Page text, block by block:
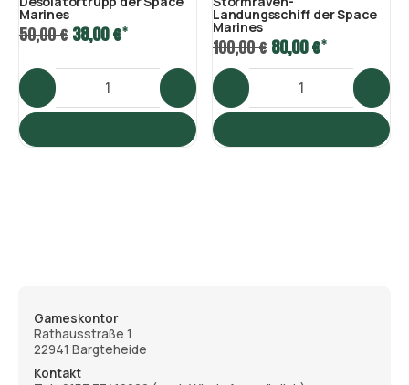
Marines
50,00 €38,00 €*
Landungsschiff der Space
Marines
100,00 €80,00 €*
Gameskontor
Rathausstraße 1
22941 Bargteheide
Kontakt